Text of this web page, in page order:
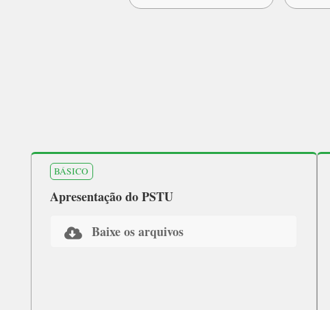
BÁSICO
Apresentação do PSTU
Baixe os arquivos